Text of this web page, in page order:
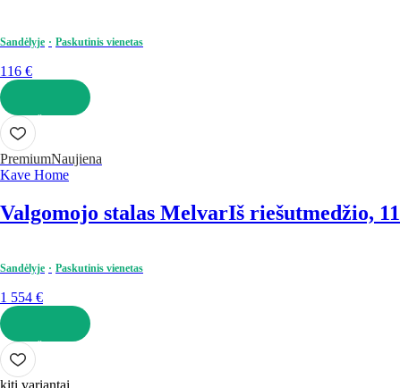
Sandėlyje Paskutinis vienetas
116 €
Į KREPŠELĮ
PremiumNaujiena
Kave Home
Valgomojo stalas MelvarIš riešutmedžio,
Sandėlyje Paskutinis vienetas
1 554 €
Į KREPŠELĮ
kiti variantai